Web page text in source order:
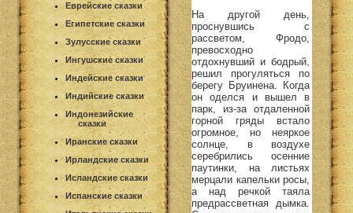
Еврейские сказки
Египетские сказки
Зулусские сказки
Ингушские сказки
Индейские сказки
Индийские сказки
Индонезийские
сказки
Иранские сказки
Ирландские сказки
Исландские сказки
Испанские сказки
На другой день,
проснувшись с
рассветом, Фродо,
превосходно
отдохнувший и бодрый,
решил прогуляться по
берегу Бруинена. Когда
он оделся и вышел в
парк, из-за отдаленной
горной гряды встало
огромное, но неяркое
солнце, в воздухе
серебрились осенние
паутинки, на листьях
мерцали капельки росы,
а над речкой таяла
предрассветная дымка.